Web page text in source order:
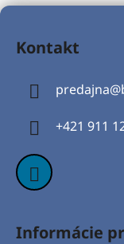
Z
Kontakt
predajna@
+421 911
Informácie